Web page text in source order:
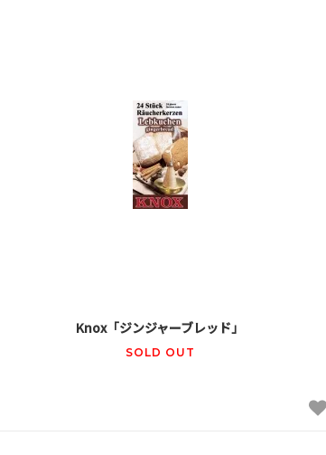
Knox「ジンジャーブレッド」
SOLD OUT